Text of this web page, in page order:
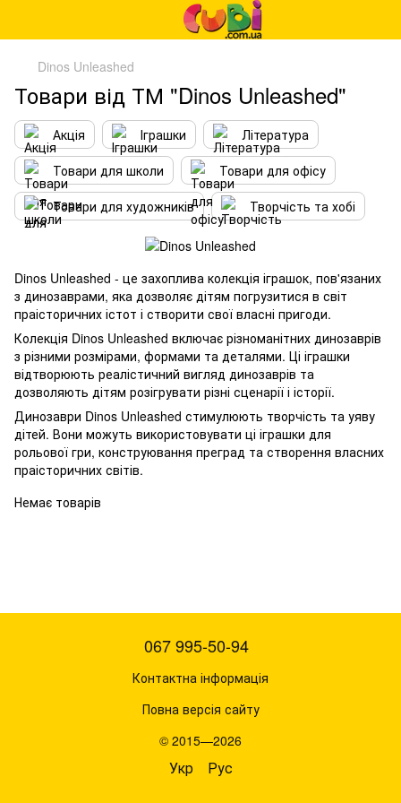
Dinos Unleashed
Товари від ТМ "Dinos Unleashed"
Акція Іграшки
Література
Товари для школи
Товари для офісу
Товари для художників
Творчість та хобі
Dinos Unleashed - це захоплива колекція іграшок, пов'язаних
з динозаврами, яка дозволяє дітям погрузитися в світ
праісторичних істот і створити свої власні пригоди.
Колекція Dinos Unleashed включає різноманітних динозаврів
з різними розмірами, формами та деталями. Ці іграшки
відтворюють реалістичний вигляд динозаврів та
дозволяють дітям розігрувати різні сценарії і історії.
Динозаври Dinos Unleashed стимулюють творчість та уяву
дітей. Вони можуть використовувати ці іграшки для
рольової гри, конструювання преград та створення власних
праісторичних світів.
Немає товарів
067 995-50-94
Контактна інформація
Повна версія сайту
© 2015—2026
Укр Рус